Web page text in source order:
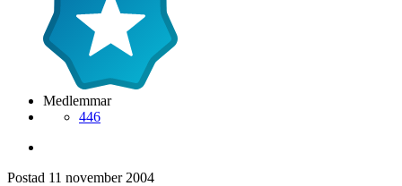
Medlemmar
446
Postad 11 november 2004